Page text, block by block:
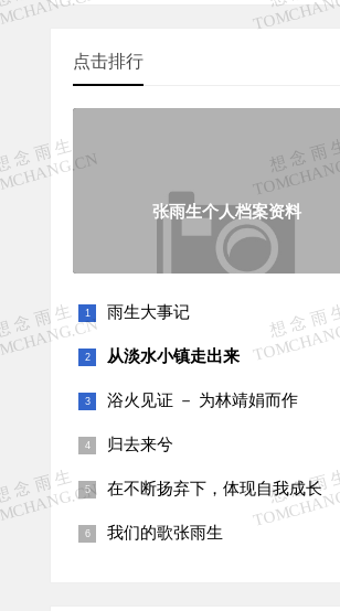
点击排行
张雨生个人档案资料
雨生大事记
从淡水小镇走出来
浴火见证 － 为林靖娟而作
归去来兮
在不断扬弃下，体现自我成长
我们的歌张雨生